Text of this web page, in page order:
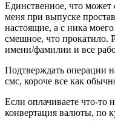
Единственное, что может
меня при выпуске
настоящие, а с ника
смешное, что прокатило.
имени/фамилии и все
Подтверждать операции
смс, короче все как
Если оплачиваете что-то
конвертация валюты, по